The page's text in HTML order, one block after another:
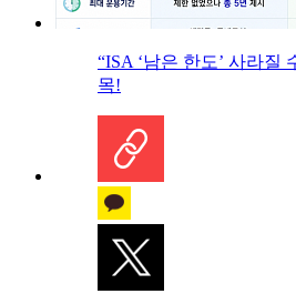
“ISA ‘남은 한도’ 사라질
목!